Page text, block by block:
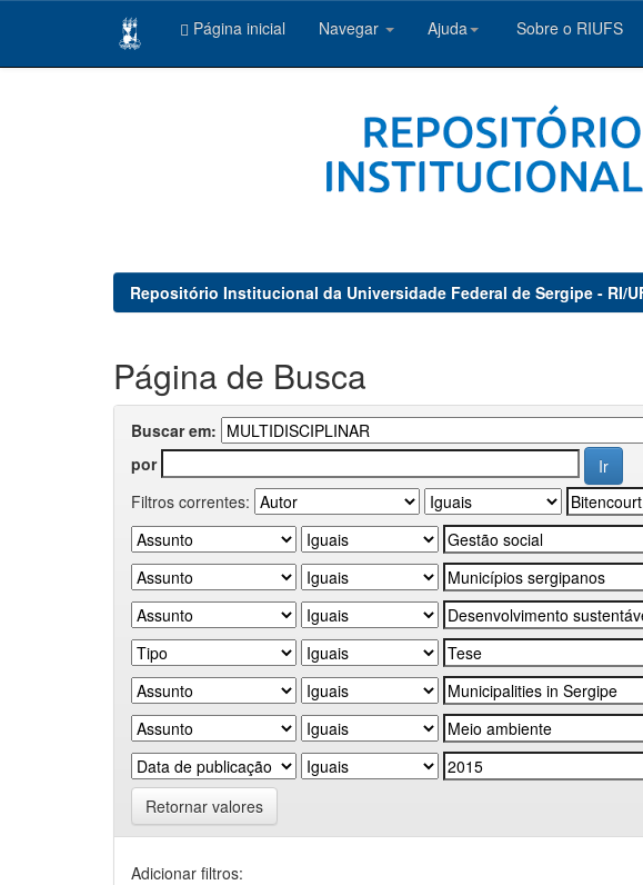
Página inicial Navegar Ajuda Sobre o RIUFS
Repositório Institucional da Universidade Federal de Sergipe - RI/
Página de Busca
Buscar em:
por
Filtros correntes:
Retornar valores
Adicionar filtros: